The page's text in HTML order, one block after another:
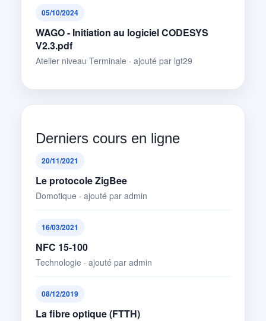
05/10/2024
WAGO - Initiation au logiciel CODESYS
V2.3.pdf
Atelier niveau Terminale · ajouté par lgt29
Derniers cours en ligne
20/11/2021
Le protocole ZigBee
Domotique · ajouté par admin
16/03/2021
NFC 15-100
Technologie · ajouté par admin
08/12/2019
La fibre optique (FTTH)